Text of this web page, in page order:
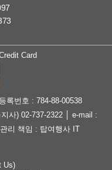
Card
록번호 : 784-88-00538
사) 02-737-2322 │ e-mail :
리 책임 : 탑여행사 IT
Us)